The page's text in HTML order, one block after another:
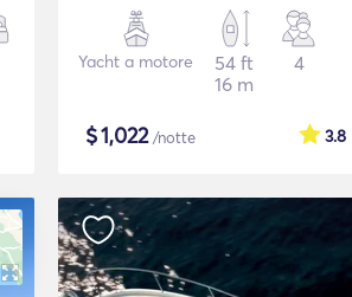
Yacht a motore
54 ft
16 m
4
$1,022/notte 3.8